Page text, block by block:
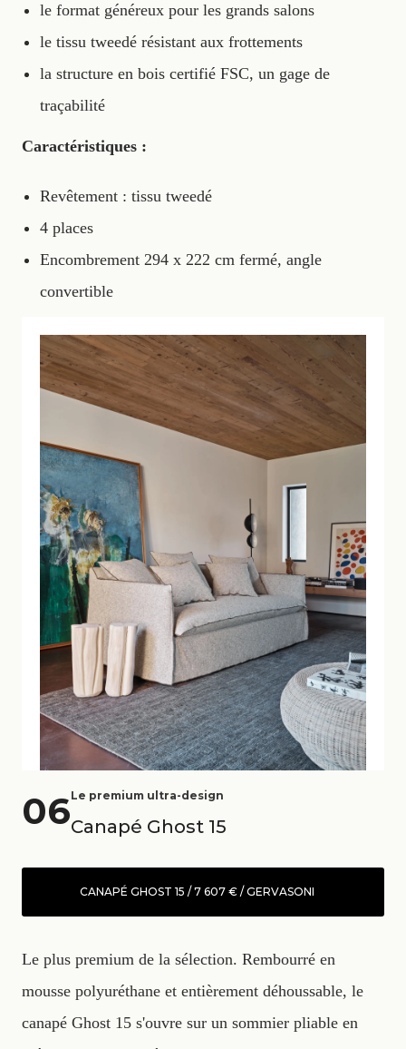
le format généreux pour les grands salons
le tissu tweedé résistant aux frottements
la structure en bois certifié FSC, un gage de
traçabilité
Caractéristiques :
Revêtement : tissu tweedé
4 places
Encombrement 294 x 222 cm fermé, angle
convertible
06Le premium ultra-design
Canapé Ghost 15
CANAPÉ GHOST 15 / 7 607 € / GERVASONI
Le plus premium de la sélection. Rembourré en
mousse polyuréthane et entièrement déhoussable, le
canapé Ghost 15 s'ouvre sur un sommier pliable en